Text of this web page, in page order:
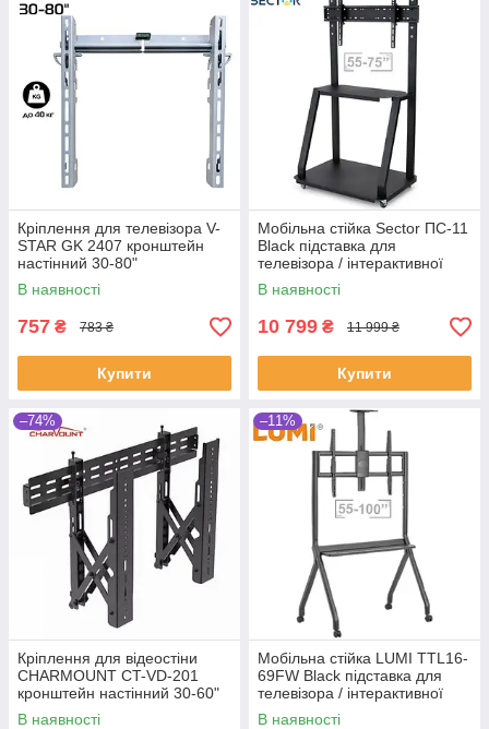
Кріплення для телевізора V-
STAR GK 2407 кронштейн
настінний 30-80"
В наявності
757 ₴ 783 ₴
Купити
Мобільна стійка Sector ПС-11
Black підставка для
телевізора / інтерактивної
панелі 55-75"
В наявності
10 799 ₴ 11 999 ₴
Купити
–74%
Кріплення для відеостіни
CHARMOUNT CT-VD-201
кронштейн настінний 30-60"
В наявності
–11%
Мобільна стійка LUMI TTL16-
69FW Black підставка для
телевізора / інтерактивної
панелі 55-100"
В наявності